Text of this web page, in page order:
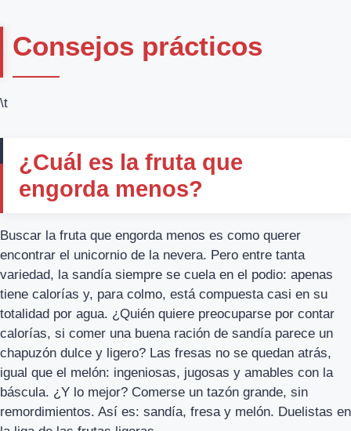
Consejos prácticos
\t
¿Cuál es la fruta que
engorda menos?
Buscar la fruta que engorda menos es como querer
encontrar el unicornio de la nevera. Pero entre tanta
variedad, la sandía siempre se cuela en el podio: apenas
tiene calorías y, para colmo, está compuesta casi en su
totalidad por agua. ¿Quién quiere preocuparse por contar
calorías, si comer una buena ración de sandía parece un
chapuzón dulce y ligero? Las fresas no se quedan atrás,
igual que el melón: ingeniosas, jugosas y amables con la
báscula. ¿Y lo mejor? Comerse un tazón grande, sin
remordimientos. Así es: sandía, fresa y melón. Duelistas en